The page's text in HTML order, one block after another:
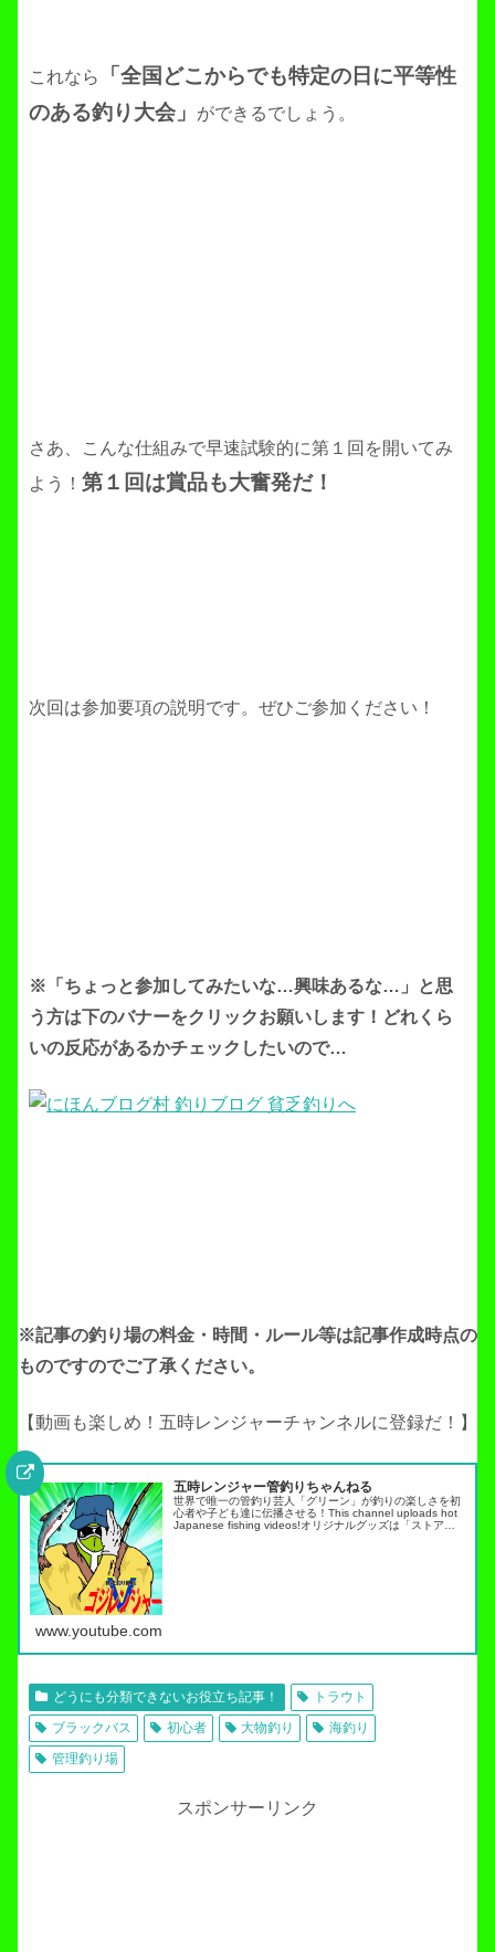
これなら
「全国どこからでも特定の日に平等性
のある釣り大会」
ができるでしょう。
さあ、こんな仕組みで早速試験的に第１回を開いてみ
よう！ 第１回は賞品も大奮発だ！
次回は参加要項の説明です。ぜひご参加ください！
※「ちょっと参加してみたいな…興味あるな…」と思
う方は下のバナーをクリックお願いします！どれくら
いの反応があるかチェックしたいので…
※記事の釣り場の料金・時間・ルール等は記事作成時点の
ものですのでご了承ください。
【動画も楽しめ！五時レンジャーチャンネルに登録だ！】
五時レンジャー管釣りちゃんねる
世界で唯一の管釣り芸人「グリーン」が釣りの楽しさを初
心者や子ども達に伝播させる！This channel uploads hot
Japanese fishing videos!オリジナルグッズは「ストア」
www.youtube.com
どうにも分類できないお役立ち記事！
トラウト
ブラックバス
初心者 大物釣り
海釣り
管理釣り場
スポンサーリンク